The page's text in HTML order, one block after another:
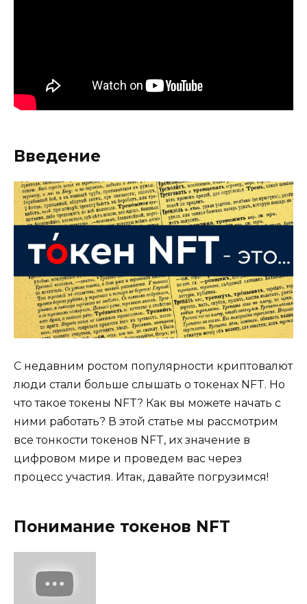
Введение
С недавним ростом популярности криптовалют
люди стали больше слышать о токенах NFT. Но
что такое токены NFT? Как вы можете начать с
ними работать? В этой статье мы рассмотрим
все тонкости токенов NFT, их значение в
цифровом мире и проведем вас через
процесс участия. Итак, давайте погрузимся!
Понимание токенов NFT